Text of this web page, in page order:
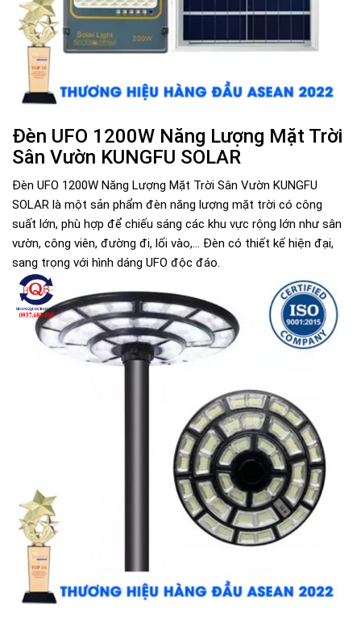
Đèn UFO 1200W Năng Lượng Mặt Trời
Sân Vườn KUNGFU SOLAR
Đèn UFO 1200W Năng Lượng Mặt Trời Sân Vườn KUNGFU
SOLAR là một sản phẩm đèn năng lượng mặt trời có công
suất lớn, phù hợp để chiếu sáng các khu vực rộng lớn như sân
vườn, công viên, đường đi, lối vào,... Đèn có thiết kế hiện đại,
sang trọng với hình dáng UFO độc đáo.